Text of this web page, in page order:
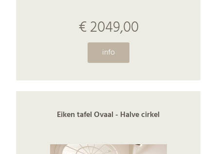
€ 2049,00
info
Eiken tafel Ovaal - Halve cirkel